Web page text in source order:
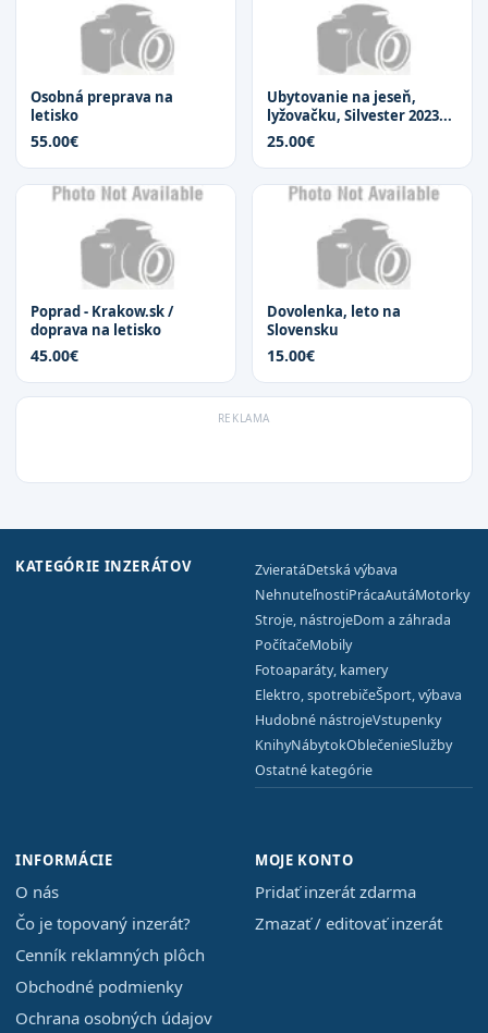
Osobná preprava na
letisko
55.00€
Ubytovanie na jeseň,
lyžovačku, Silvester 2023...
25.00€
Poprad - Krakow.sk /
doprava na letisko
45.00€
Dovolenka, leto na
Slovensku
15.00€
KATEGÓRIE INZERÁTOV ZvieratáDetská výbava
NehnuteľnostiPrácaAutáMotorky
Stroje, nástrojeDom a záhrada
PočítačeMobily
Fotoaparáty, kamery
Elektro, spotrebičeŠport, výbava
Hudobné nástrojeVstupenky
KnihyNábytokOblečenieSlužby
Ostatné kategórie
INFORMÁCIE
O nás
Čo je topovaný inzerát?
Cenník reklamných plôch
Obchodné podmienky
Ochrana osobných údajov
MOJE KONTO
Pridať inzerát zdarma
Zmazať / editovať inzerát